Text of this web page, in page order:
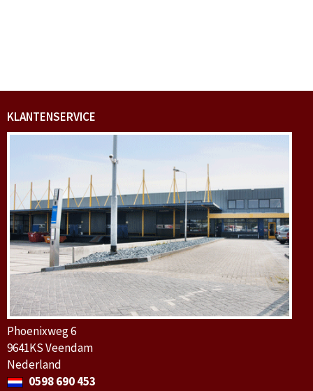
KLANTENSERVICE
Phoenixweg 6
9641KS Veendam
Nederland
0598 690 453